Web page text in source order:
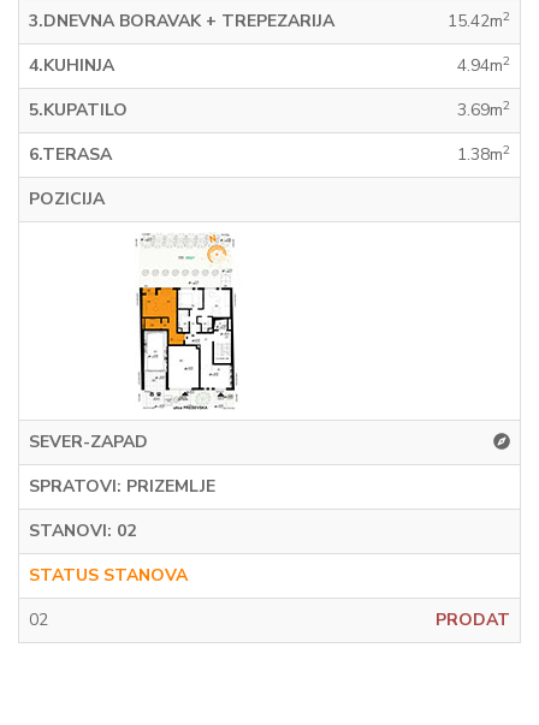
3.DNEVNA BORAVAK + TREPEZARIJA 15.42m2
4.KUHINJA 4.94m2
5.KUPATILO 3.69m2
6.TERASA 1.38m2
POZICIJA
SEVER-ZAPAD
SPRATOVI: PRIZEMLJE
STANOVI: 02
STATUS STANOVA
02
PRODAT